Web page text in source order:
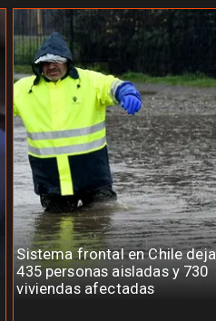
Sistema frontal en Chile deja
435 personas aisladas y 730
viviendas afectadas